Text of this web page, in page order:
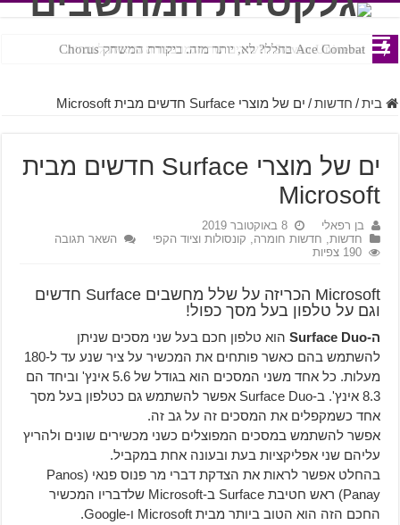
Ace Combat בחלל? לא, יותר מזה. ביקורת המשחק Chorus
Steven Universe והשירים שתורגמו בצורה נוראית לעברית
בית / חדשות / ים של מוצרי Surface חדשים מבית Microsoft
ים של מוצרי Surface חדשים מבית
Microsoft
בן רפאלי
8 באוקטובר 2019
חדשות, חדשות חומרה, קונסולות וציוד הקפי
השאר תגובה
190 צפיות
Microsoft הכריזה על שלל מחשבים Surface חדשים
וגם על טלפון בעל מסך כפול!
ה-Surface Duo
הוא טלפון חכם בעל שני מסכים שניתן
להשתמש בהם כאשר פותחים את המכשיר על ציר שנע עד ל-180
מעלות. כל אחד משני המסכים הוא בגודל של 5.6 אינץ' וביחד הם
8.3 אינץ'. ב-Surface Duo אפשר להשתמש גם כטלפון בעל מסך
אחד כשמקפלים את המסכים זה על גב זה.
אפשר להשתמש במסכים המפוצלים כשני מכשירים שונים ולהריץ
עליהם שני אפליקציות בעת ובעונה אחת במקביל.
בהחלט אפשר לראות את הצדקת דברי מר פנוס פנאי (Panos
Panay) ראש חטיבת Surface ב-Microsoft שלדבריו המכשיר
החכם הזה הוא הטוב ביותר מבית Microsoft ו-Google.